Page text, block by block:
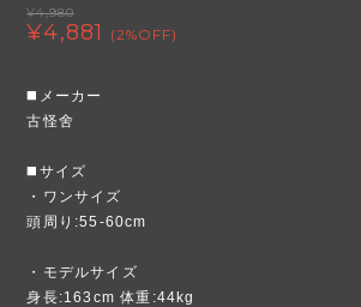
¥4,980
¥4,881 (2%OFF)
◼️メーカー
古怪舍
◼️サイズ
・ワンサイズ
頭周り:55-60cm
・モデルサイズ
身長:163cm 体重:44kg